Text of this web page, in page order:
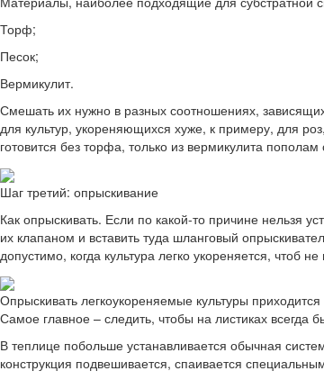
Торф;
Песок;
Вермикулит.
Смешать их нужно в разных соотношениях,
для культур, укореняющихся хуже, к примеру, для
готовится без торфа, только из вермикулита пополам
Шаг третий: опрыскивание
Как опрыскивать. Если по какой-то причине нельзя
их клапаном и вставить туда шланговый
допустимо, когда культура легко укореняется, чтоб
Опрыскивать легкоукореняемые культуры
Самое главное – следить, чтобы на листиках всегда
В теплице побольше устанавливается обычная
конструкция подвешивается, спаивается